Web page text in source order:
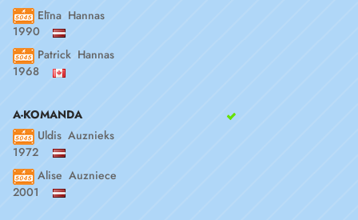
Elīna Hannas
1990
Patrick Hannas
1968
A-KOMANDA
Uldis Auznieks
1972
Alise Auzniece
2001